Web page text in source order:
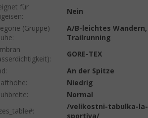
für
:
Nein
(Gruppe)
:
A/B-leichtes Wandern,
Trailrunning
:
GORE-TEX
:
An der Spitze
:
Niedrig
:
Normal
:
/velikostni-tabulka-la-
sportiva/